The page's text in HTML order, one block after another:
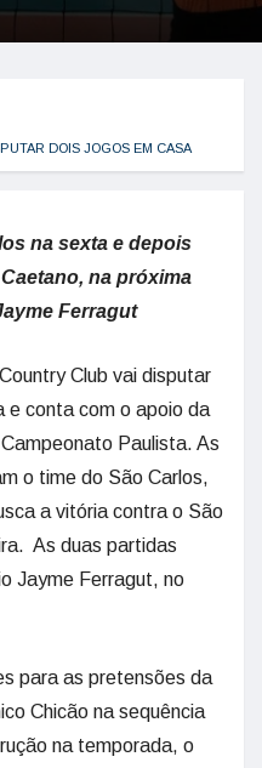
DOIS JOGOS EM CASA
na sexta e depois
na próxima
Ferragut
Club vai disputar
e conta com o apoio da
Paulista. As
o time do São Carlos,
a vitória contra o São
As duas partidas
Jayme Ferragut, no
para as pretensões da
Chicão na sequência
na temporada, o